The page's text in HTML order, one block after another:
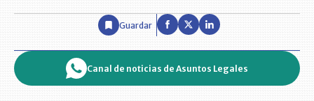
Guardar
Canal de noticias de Asuntos Legales